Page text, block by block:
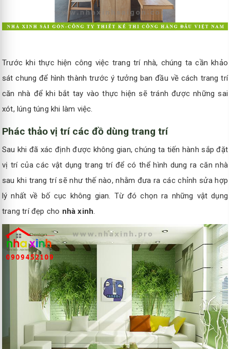
Trước khi thực hiện công việc trang trí nhà, chúng ta cần khảo
sát chung để hình thành trước ý tưởng ban đầu về cách trang trí
căn nhà để khi bắt tay vào thực hiện sẽ tránh được những sai
xót, lúng túng khi làm việc.
Phác thảo vị trí các đồ dùng trang trí
Sau khi đã xác định được không gian, chúng ta tiến hành sắp đặt
vị trí của các vật dụng trang trí để có thể hình dung ra căn nhà
sau khi trang trí sẽ như thế nào, nhằm đưa ra các chỉnh sửa hợp
lý nhất về bố cục không gian. Từ đó chọn ra những vật dụng
trang trí đẹp cho nhà xinh.